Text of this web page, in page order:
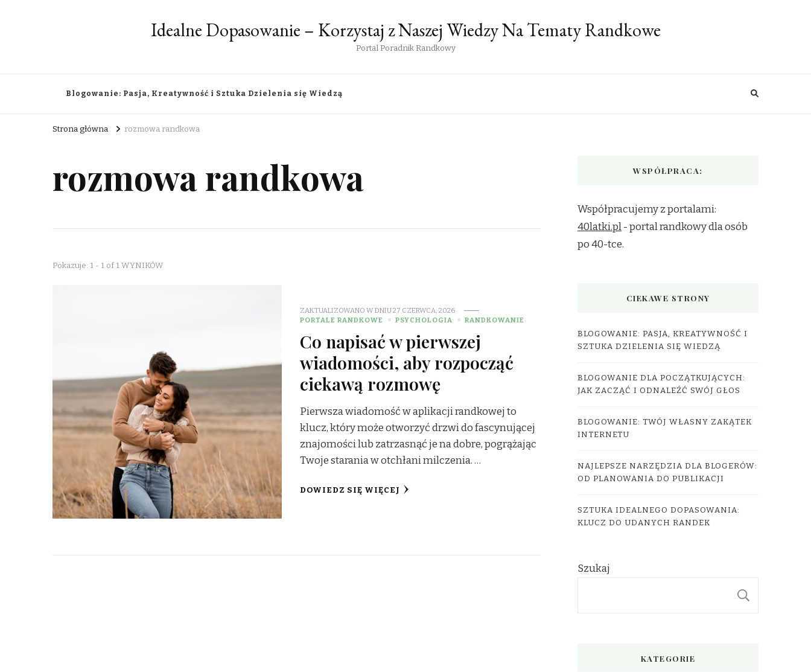
Idealne Dopasowanie – Korzystaj z Naszej Wiedzy Na Tematy Randkowe
Portal Poradnik Randkowy
Blogowanie: Pasja, Kreatywność i Sztuka Dzielenia się Wiedzą
Strona główna rozmowa randkowa
rozmowa randkowa
Pokazuje: 1 - 1 of 1 WYNIKÓW
ZAKTUALIZOWANO W DNIU27 CZERWCA, 2026
PORTALE RANDKOWE
PSYCHOLOGIA RANDKOWANIE
Co napisać w pierwszej
wiadomości, aby rozpocząć
ciekawą rozmowę
Pierwsza wiadomość w aplikacji randkowej to
klucz, który może otworzyć drzwi do fascynującej
znajomości lub zatrzasnąć je na dobre, pogrążając
Twoje starania w otchłani milczenia. …
DOWIEDZ SIĘ WIĘCEJ
WSPÓŁPRACA:
Współpracujemy z portalami:
40latki.pl- portal randkowy dla osób
po 40-tce.
CIEKAWE STRONY
BLOGOWANIE: PASJA, KREATYWNOŚĆ I
SZTUKA DZIELENIA SIĘ WIEDZĄ
BLOGOWANIE DLA POCZĄTKUJĄCYCH:
JAK ZACZĄĆ I ODNALEŹĆ SWÓJ GŁOS
BLOGOWANIE: TWÓJ WŁASNY ZAKĄTEK
INTERNETU
NAJLEPSZE NARZĘDZIA DLA BLOGERÓW:
OD PLANOWANIA DO PUBLIKACJI
SZTUKA IDEALNEGO DOPASOWANIA:
KLUCZ DO UDANYCH RANDEK
Szukaj
KATEGORIE